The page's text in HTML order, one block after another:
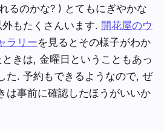
るのかな? ) とてもにぎやかな
もたくさんいます. 開花屋のウ
ラリーを見るとその様子がわか
きは, 金曜日ということもあっ
た. 予約もできるようなので, ぜ
は事前に確認したほうがいいか